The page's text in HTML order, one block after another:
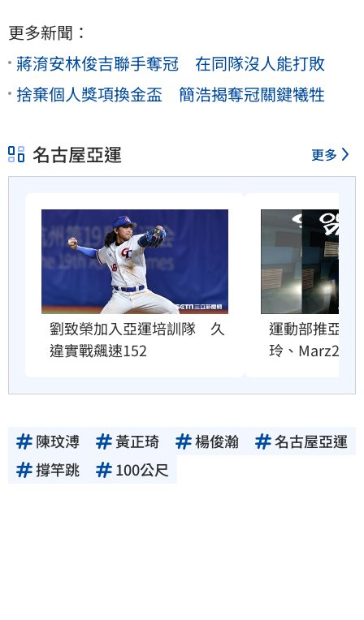
更多新聞：
蔣淯安林俊吉聯手奪冠 在同隊沒人能打敗
捨棄個人獎項換金盃 簡浩揭奪冠關鍵犧牲
名古屋亞運 更多
劉致榮加入亞運培訓隊　久
違實戰飆速152
運動部推亞運
玲、Marz23
陳玟溥 黃正琦 楊俊瀚
名古屋亞運
撐竿跳
100公尺